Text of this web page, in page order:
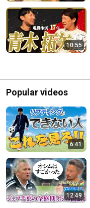
10:55
Popular videos
6:41
12:49